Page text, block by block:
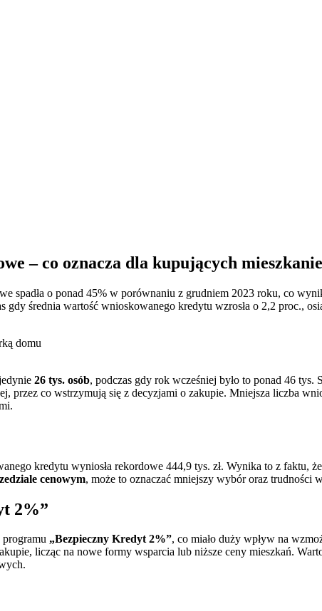
– co oznacza dla kupujących
spadła o ponad 45% w porównaniu z grudniem 2023 roku, co
średnia wartość wnioskowanego kredytu wzrosła o 2,2 proc.,
26 tys. osób, podczas gdy rok wcześniej było to ponad 46
przez co wstrzymują się z decyzjami o zakupie. Mniejsza liczba
kredytu wyniosła rekordowe 444,9 tys. zł. Wynika to z faktu,
cenowym, może to oznaczać mniejszy wybór oraz trudności
2%”
programu „Bezpieczny Kredyt 2%”, co miało duży wpływ na
licząc na nowe formy wsparcia lub niższe ceny mieszkań.